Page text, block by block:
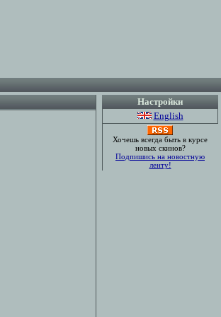
Настройки
English
Хочешь всегда быть в курсе
новых скинов?
Подпишись на новостную
ленту!